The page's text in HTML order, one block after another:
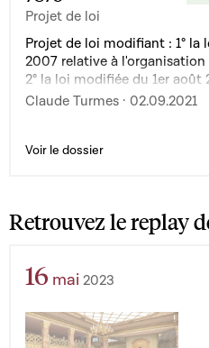
Projet de loi
Projet de loi modifiant : 1° la
2007 relative à
2° la loi modifiée du 1er août
l'organisation du marché du
Claude Turmes · 02.09.2021
Voir le dossier
Retrouvez le replay
16 mai 2023